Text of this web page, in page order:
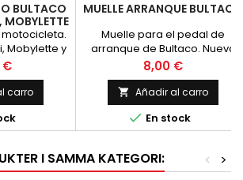
BULTACO
MOBYLETTE
Mobylette y
Blanca y
€
carro
MUELLE ARRANQUE BULTACO
Muelle para el pedal de
arranque de Bultaco. Nuevo
Precio
8,00 €
 Añadir al carro
 En stock
I SAMMA KATEGORI: >
<